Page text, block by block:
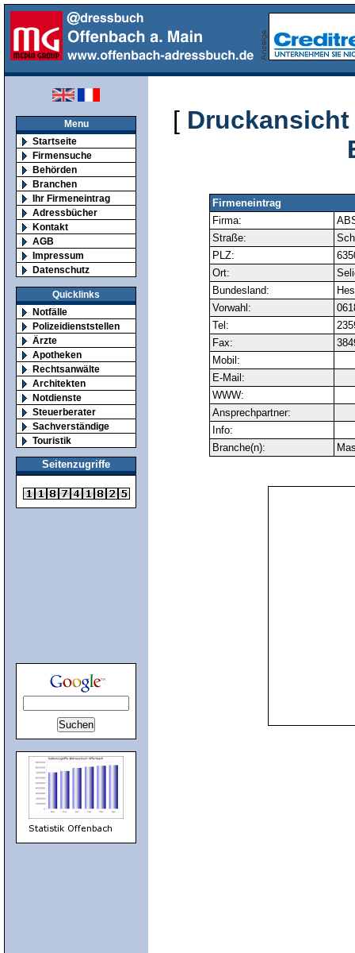
Menu
Startseite
Firmensuche
Behörden
Branchen
Ihr Firmeneintrag
Adressbücher
Kontakt
AGB
Impressum
Datenschutz
Quicklinks
Notfälle
Polizeidienststellen
Ärzte
Apotheken
Rechtsanwälte
Architekten
Notdienste
Steuerberater
Sachverständige
Touristik
Seitenzugriffe
[ Druckansicht
Firmeneintrag
Firma:
Straße:
PLZ:
Ort:
Bundesland:
Vorwahl:
Tel:
Fax:
Mobil:
E-Mail:
WWW:
Ansprechpartner:
Info:
Branche(n):